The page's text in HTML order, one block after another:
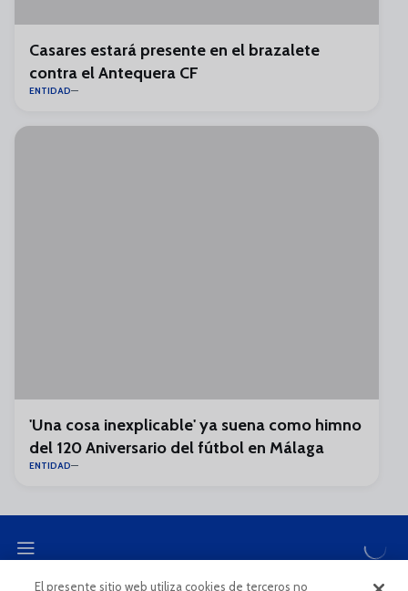
Casares estará presente en el brazalete
contra el Antequera CF
ENTIDAD
'Una cosa inexplicable' ya suena como himno
del 120 Aniversario del fútbol en Málaga
ENTIDAD
El presente sitio web utiliza cookies de terceros no